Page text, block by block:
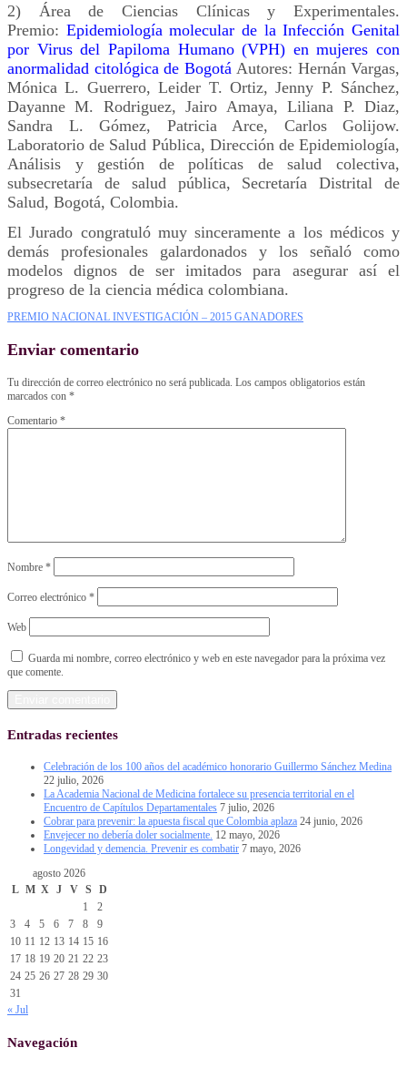
2) Área de Ciencias Clínicas y Experimentales.
Premio: Epidemiología molecular de la Infección Genital
por Virus del Papiloma Humano (VPH) en mujeres con
anormalidad citológica de Bogotá Autores: Hernán Vargas,
Mónica L. Guerrero, Leider T. Ortiz, Jenny P. Sánchez,
Dayanne M. Rodriguez, Jairo Amaya, Liliana P. Diaz,
Sandra L. Gómez, Patricia Arce, Carlos Golijow.
Laboratorio de Salud Pública, Dirección de Epidemiología,
Análisis y gestión de políticas de salud colectiva,
subsecretaría de salud pública, Secretaría Distrital de
Salud, Bogotá, Colombia.
El Jurado congratuló muy sinceramente a los médicos y
demás profesionales galardonados y los señaló como
modelos dignos de ser imitados para asegurar así el
progreso de la ciencia médica colombiana.
PREMIO NACIONAL INVESTIGACIÓN – 2015 GANADORES
Enviar comentario
Tu dirección de correo electrónico no será publicada. Los campos obligatorios están
marcados con *
Comentario *
Nombre *
Correo electrónico *
Web
Guarda mi nombre, correo electrónico y web en este navegador para la próxima vez
que comente.
Entradas recientes
Celebración de los 100 años del académico honorario Guillermo Sánchez Medina
22 julio, 2026
La Academia Nacional de Medicina fortalece su presencia territorial en el
Encuentro de Capítulos Departamentales 7 julio, 2026
Cobrar para prevenir: la apuesta fiscal que Colombia aplaza 24 junio, 2026
Envejecer no debería doler socialmente. 12 mayo, 2026
Longevidad y demencia. Prevenir es combatir 7 mayo, 2026
agosto 2026
L M X J V S
D
1
2
3
4 5 6 7 8
9
10 11 12 13 14 15 16
17 18 19 20 21 22 23
24 25 26 27 28 29 30
31
« Jul
Navegación